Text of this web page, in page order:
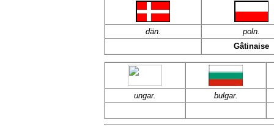
dän. poln.
Gâtinaise
ungar. bulgar.